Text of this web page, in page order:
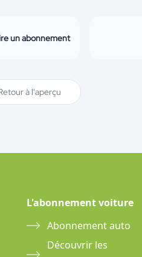
un abonnement
à l'aperçu
L'abonnement voiture
Abonnement auto
Découvrir les